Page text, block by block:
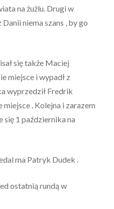
na żużlu. Drugi w
niema szans , by go
się także Maciej
miejsce i wypadł z
wyprzedził Fredrik
miejsce . Kolejna i zarazem
się 1 października na
ma Patryk Dudek .
ostatnią rundą w